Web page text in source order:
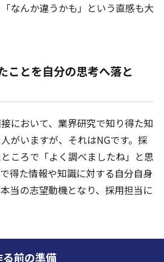
なんか違うかも」という直感も大
ことを自分の思考へ落と
において、業界研究で知り得た知
がいますが、それはNGです。採
ころで「よく調べましたね」と思
得た情報や知識に対する自分自身
当の志望動機となり、採用担当に
前の準備